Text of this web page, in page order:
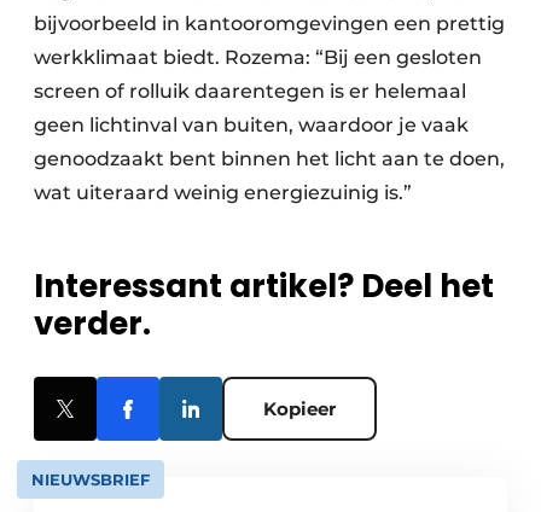
bijvoorbeeld in kantooromgevingen een prettig
werkklimaat biedt. Rozema: “Bij een gesloten
screen of rolluik daarentegen is er helemaal
geen lichtinval van buiten, waardoor je vaak
genoodzaakt bent binnen het licht aan te doen,
wat uiteraard weinig energiezuinig is.”
Interessant artikel? Deel het
verder.
Kopieer
NIEUWSBRIEF